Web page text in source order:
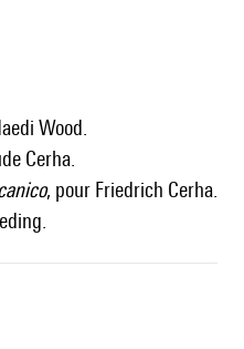
Wood.
Cerha.
, pour Friedrich Cerha.